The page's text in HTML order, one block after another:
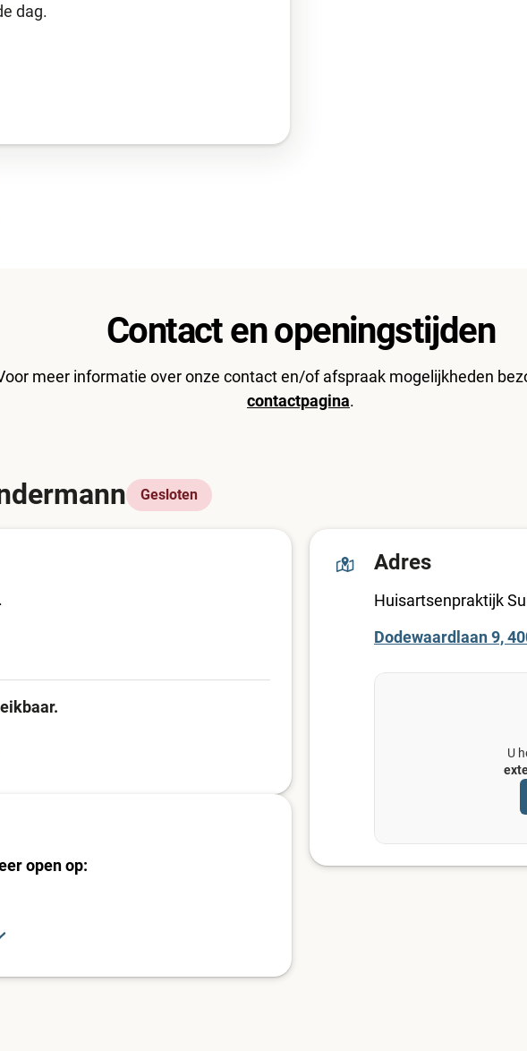
dag.
Contact en openingstijden
meer informatie over onze contact en/of afspraak mogelijkheden
contactpagina.
Gesloten
open op:
Adres
Huisartsenpraktijk
Dodewaardlaan 9,
U